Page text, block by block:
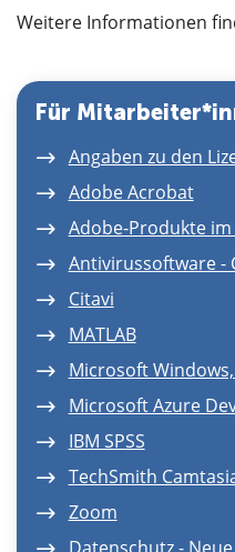
Weitere Informationen
Für
Angaben zu den
Adobe Acrobat
Adobe-Produkte im
Antivirussoftware -
Citavi
MATLAB
Microsoft
Microsoft Azure
IBM SPSS
TechSmith
Zoom